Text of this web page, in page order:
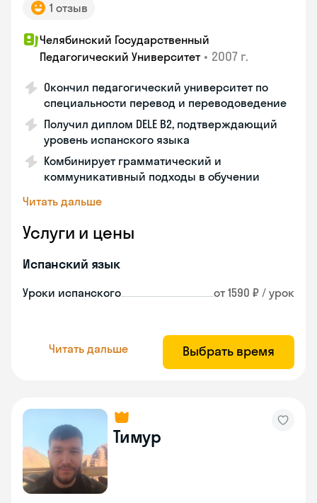
1 отзыв
Челябинский Государственный
Педагогический Университет • 2007 г.
Окончил педагогический университет по
специальности перевод и переводоведение
Получил диплом DELE B2, подтверждающий
уровень испанского языка
Комбинирует грамматический и
коммуникативный подходы в обучении
Читать дальше
Услуги и цены
Испанский язык
Уроки испанского от 1590 ₽ / урок
Читать дальше Выбрать время
Тимур